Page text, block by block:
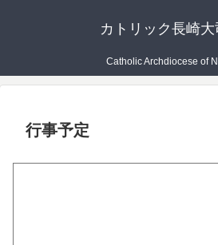
カトリック長崎大
Catholic Archdiocese of
行事予定